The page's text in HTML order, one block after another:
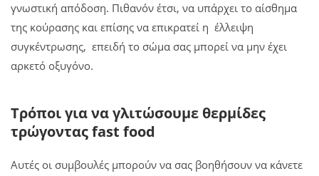
γνωστική απόδοση. Πιθανόν έτσι, να υπάρχει το αίσθημα
της κούρασης και επίσης να επικρατεί η έλλειψη
συγκέντρωσης, επειδή το σώμα σας μπορεί να μην έχει
αρκετό οξυγόνο.
Τρόποι για να γλιτώσουμε θερμίδες
τρώγοντας fast food
Αυτές οι συμβουλές μπορούν να σας βοηθήσουν να κάνετε